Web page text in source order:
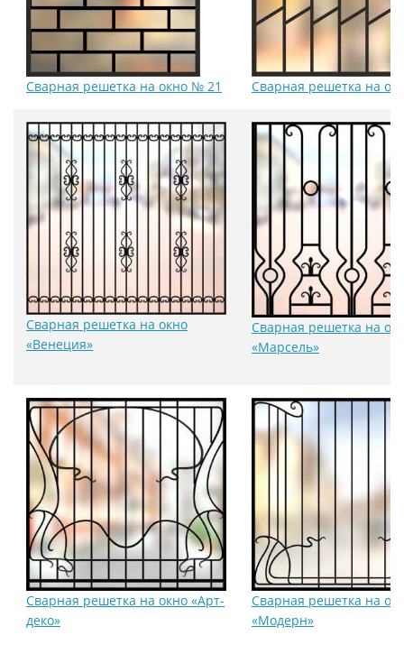
Сварная решетка на окно № 21 Сварная решетка на
Сварная решетка на окно
«Венеция»
Сварная решетка на
«Марсель»
Сварная решетка на окно «Арт-
деко»
Сварная решетка на
«Модерн»